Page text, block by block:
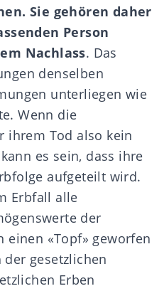
Sie gehören daher
Person
Nachlass. Das
denselben
unterliegen wie
Wenn die
ihrem Tod also kein
es sein, dass ihre
aufgeteilt wird.
Erbfall alle
der
einen «Topf» geworfen
gesetzlichen
Erben